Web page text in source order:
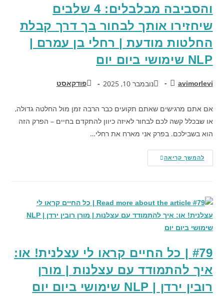
והסביבה מבלבלים: 4 שלבים
שיחזירו אותך לבחור בך דרך קבלת
החלטות מודעת | רחלי בן עמרם |
NLP שימושי ביום יום
avimorlevi נובמבר 10, 2025 פודקאסט
אם אתם מרגישים שאתם תקועים כבר הרבה זמן מול החלטה גדולה,
או שבכלל קשה לכם לבחור לאיזה כיוון להתקדם בחיים – הפרק הזה
הוא בשבילכם. בפרק אני מארח את רחלי…
להמשך קריאה
#79 | כל החיים קראו לי עצלנית! או:
איך להתמודד עם עצלנות | מורן
רובין ירדן | NLP שימושי ביום יום